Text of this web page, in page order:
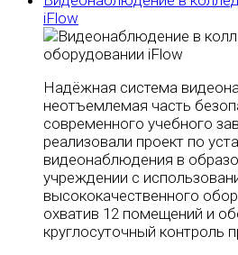
iFlow
Надёжная система
неотъемлемая часть
современного учебного
реализовали проект по
видеонаблюдения в
учреждении с
высококачественного
охватив 12 помещений и
круглосуточный контроль